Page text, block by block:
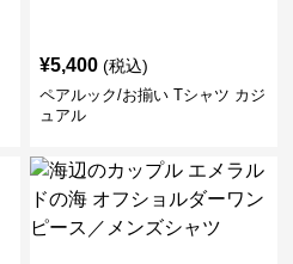
¥5,400 (税込)
ペアルック/お揃い Tシャツ カジ
ュアル